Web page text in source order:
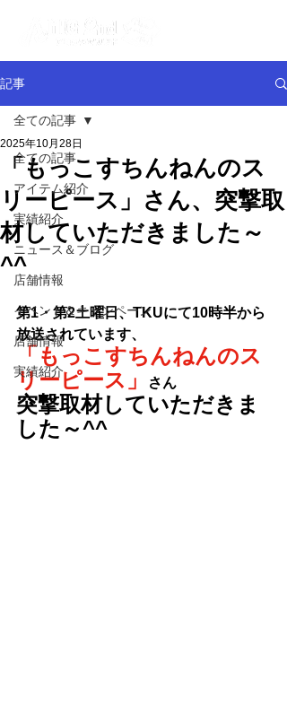
記事
全ての記事
アイテム紹介
実績紹介
ニュース＆ブログ
店舗情報
イベント＆キャンペーン
店舗情報
実績紹介
全ての記事
「もっこすちんねんのス
リーピース」さん、突撃取
材していただきました～
^^
2025年10月28日
第1・第2土曜日、TKUにて10時半から
放送されています、
「もっこすちんねんのス
リーピース」
さん
突撃取材していただきま
した～^^